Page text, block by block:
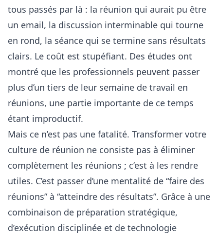
tous passés par là : la réunion qui aurait pu être
un email, la discussion interminable qui tourne
en rond, la séance qui se termine sans résultats
clairs. Le coût est stupéfiant. Des études ont
montré que les professionnels peuvent passer
plus d’un tiers de leur semaine de travail en
réunions, une partie importante de ce temps
étant improductif.
Mais ce n’est pas une fatalité. Transformer votre
culture de réunion ne consiste pas à éliminer
complètement les réunions ; c’est à les rendre
utiles. C’est passer d’une mentalité de “faire des
réunions” à “atteindre des résultats”. Grâce à une
combinaison de préparation stratégique,
d’exécution disciplinée et de technologie